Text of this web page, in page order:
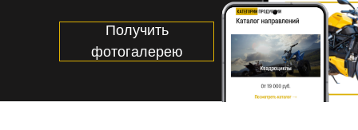
Получить
фотогалерею